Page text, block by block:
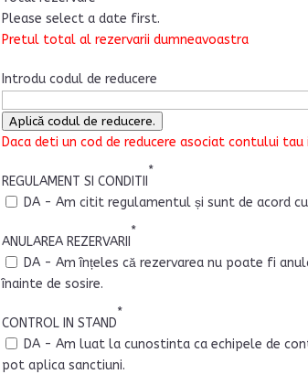
Please select a date first.
Pretul total al rezervarii dumneavoastra
Introdu codul de reducere
Aplică codul de reducere.
Daca deti un cod de reducere asociat contului
REGULAMENT SI CONDITII
*
DA - Am citit regulamentul și sunt de acord
ANULAREA REZERVARII
*
DA - Am înțeles că rezervarea nu poate fi
înainte de sosire.
CONTROL IN STAND
*
DA - Am luat la cunostinta ca echipele de
pot aplica sanctiuni.